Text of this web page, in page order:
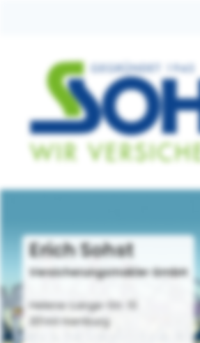
Erich Sohst
Versicherungsmakler GmbH
Helene-Lange-Str. 10
20144 Hamburg
zurück